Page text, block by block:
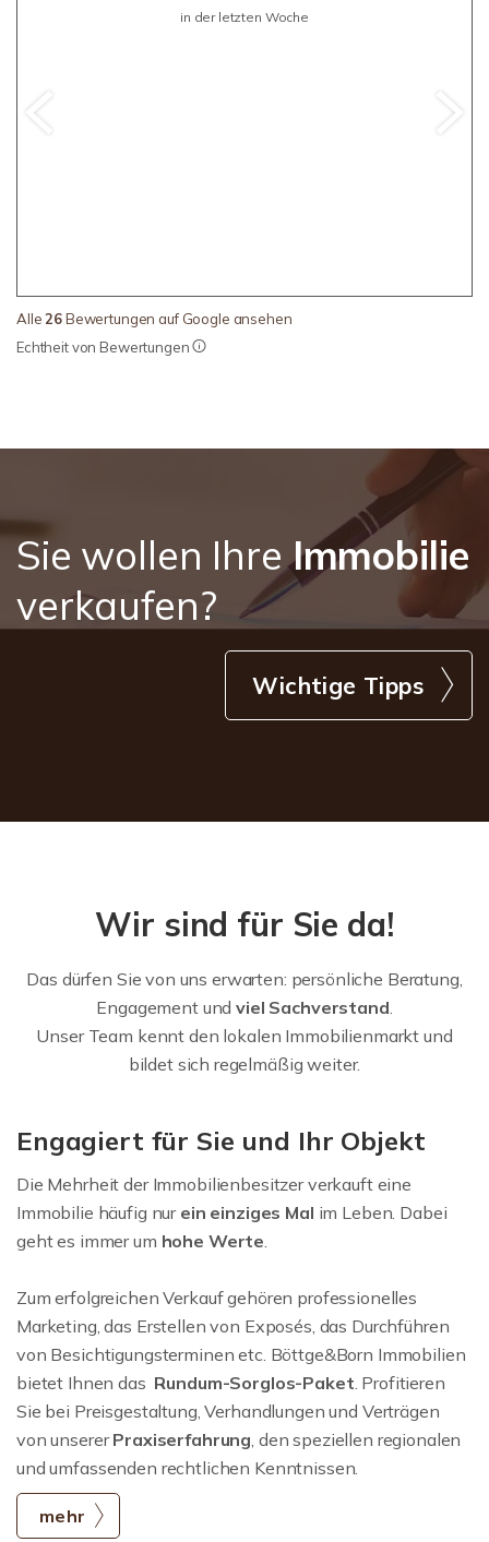
in der letzten Woche
Alle26Bewertungen auf Google ansehen
Echtheit von Bewertungen
Sie wollen IhreImmobilie
verkaufen?
Wichtige Tipps
Wir sind für Sie da!
Das dürfen Sie von uns erwarten: persönliche Beratung,
Engagement undviel Sachverstand.
Unser Team kennt den lokalen Immobilienmarkt und
bildet sich regelmäßig weiter.
Engagiert für Sie und Ihr Objekt
Die Mehrheit der Immobilienbesitzer verkauft eine
Immobilie häufig nur ein einziges Mal im Leben. Dabei
geht es immer um hohe Werte.
Zum erfolgreichen Verkauf gehören professionelles
Marketing, das Erstellen von Exposés, das Durchführen
von Besichtigungsterminen etc. Böttge&Born Immobilien
bietet Ihnen das Rundum-Sorglos-Paket. Profitieren
Sie bei Preisgestaltung, Verhandlungen und Verträgen
von unsererPraxiserfahrung, den speziellen regionalen
und umfassenden rechtlichen Kenntnissen.
mehr